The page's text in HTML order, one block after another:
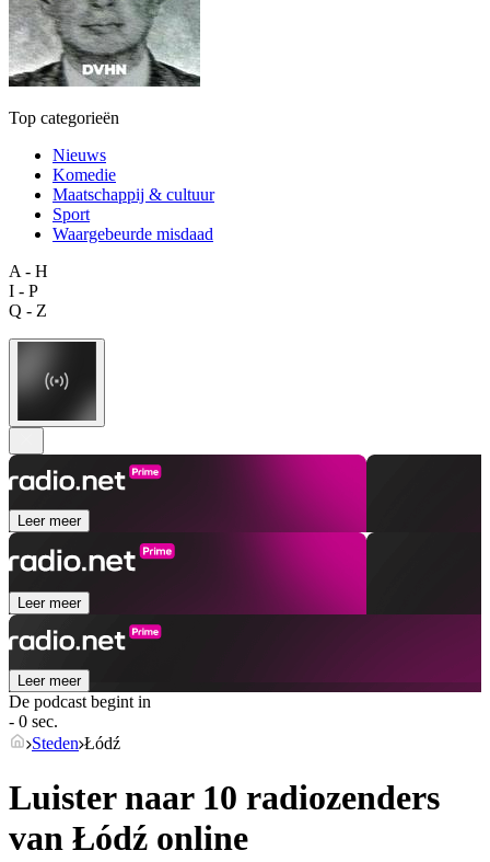
Top categorieën
Nieuws
Komedie
Maatschappij & cultuur
Sport
Waargebeurde misdaad
A - H
I - P
Q - Z
Leer meer
Leer meer
Leer meer
De podcast begint in
- 0 sec.
Steden Łódź
Luister naar 10 radiozenders
van Łódź online